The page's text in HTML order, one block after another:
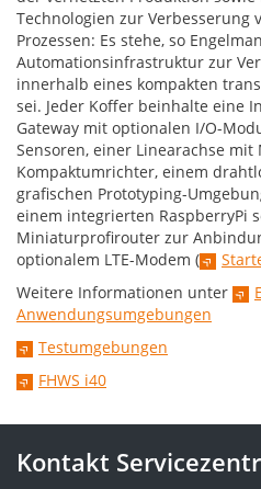
Technologien zur Verbesserung
Prozessen: Es stehe, so
Automationsinfrastruktur zur
innerhalb eines kompakten
sei. Jeder Koffer beinhalte eine
Gateway mit optionalen I/O-
Sensoren, einer Linearachse mit
Kompaktumrichter, einem
grafischen Prototyping-
einem integrierten RaspberryPi
Miniaturprofirouter zur
optionalem LTE-Modem (
Weitere Informationen unter
Anwendungsumgebungen
Testumgebungen
FHWS i40
Kontakt